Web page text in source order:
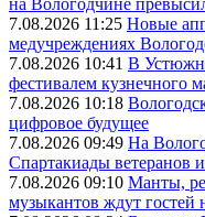
7.08.2026 11:25 Новые
медучреждениях
7.08.2026 10:41 В
фестивалем кузнечного
7.08.2026 10:18
цифровое будущее
7.08.2026 09:49 На
Спартакиады ветеранов
7.08.2026 09:10 Манты,
музыкантов ждут гостей